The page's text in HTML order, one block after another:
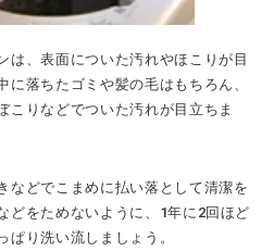
は、表面についた汚れやほこりが目
に落ちたゴミや髪の毛はもちろん、
こりなどでついた汚れが目立ちま
などでこまめに払い落として清潔を
どをためないように、1年に2回ほど
ぱり洗い流しましょう。